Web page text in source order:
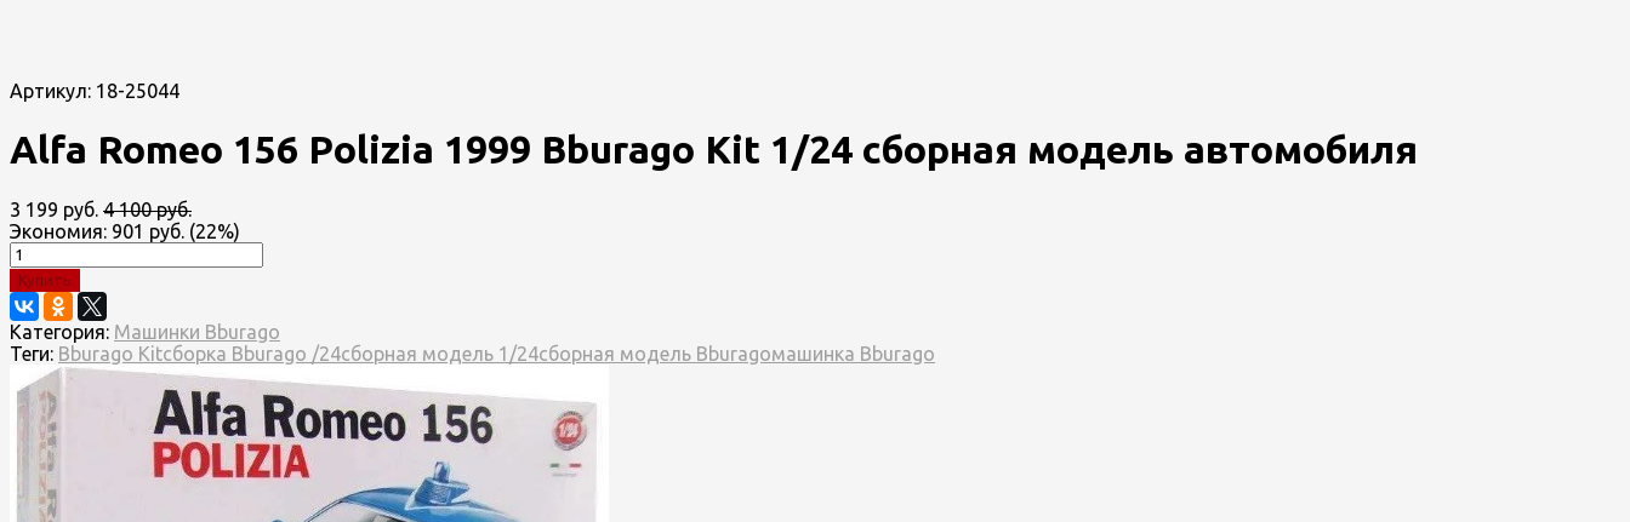
Артикул: 18-25044
Alfa Romeo 156 Polizia 1999 Bburago Kit 1/24 сборная модель автомобиля
3 199 руб. 4 100 руб.
Экономия: 901 руб. (22%)
Купить
Категория: Машинки Bburago
Теги: Bburago Kitсборка Bburago /24сборная модель 1/24сборная модель Bburagoмашинка Bburago